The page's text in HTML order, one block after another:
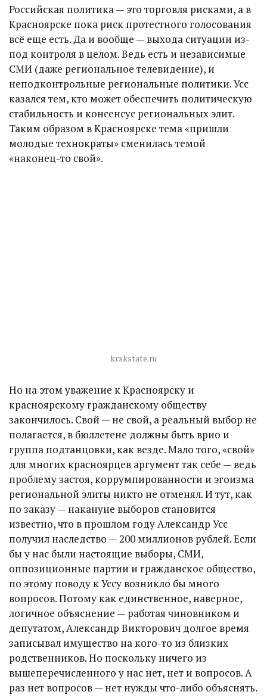
Российская политика — это торговля рисками, а в
Красноярске пока риск протестного голосования
всё еще есть. Да и вообще — выхода ситуации из-
под контроля в целом. Ведь есть и независимые
СМИ (даже региональное телевидение), и
неподконтрольные региональные политики. Усс
казался тем, кто может обеспечить политическую
стабильность и консенсус региональных элит.
Таким образом в Красноярске тема «пришли
молодые технократы» сменилась темой
«наконец-то свой».
krskstate.ru
Но на этом уважение к Красноярску и
красноярскому гражданскому обществу
закончилось. Свой — не свой, а реальный выбор не
полагается, в бюллетене должны быть врио и
группа подтанцовки, как везде. Мало того, «свой»
для многих красноярцев аргумент так себе — ведь
проблему застоя, коррумпированности и эгоизма
региональной элиты никто не отменял. И тут, как
по заказу — накануне выборов становится
известно, что в прошлом году Александр Усс
получил наследство — 200 миллионов рублей. Если
бы у нас были настоящие выборы, СМИ,
оппозиционные партии и гражданское общество,
по этому поводу к Уссу возникло бы много
вопросов. Потому как единственное, наверное,
логичное объяснение — работая чиновником и
депутатом, Александр Викторович долгое время
записывал имущество на кого-то из близких
родственников. Но поскольку ничего из
вышеперечисленного у нас нет, нет и вопросов. А
раз нет вопросов — нет нужды что-либо объяснять.